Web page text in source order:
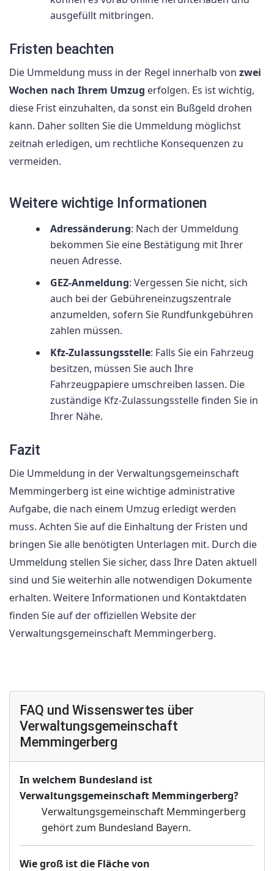
ausgefüllt mitbringen.
Fristen beachten
Die Ummeldung muss in der Regel innerhalb von zwei
Wochen nach Ihrem Umzug erfolgen. Es ist wichtig,
diese Frist einzuhalten, da sonst ein Bußgeld drohen
kann. Daher sollten Sie die Ummeldung möglichst
zeitnah erledigen, um rechtliche Konsequenzen zu
vermeiden.
Weitere wichtige Informationen
Adressänderung: Nach der Ummeldung
bekommen Sie eine Bestätigung mit Ihrer
neuen Adresse.
GEZ-Anmeldung: Vergessen Sie nicht, sich
auch bei der Gebühreneinzugszentrale
anzumelden, sofern Sie Rundfunkgebühren
zahlen müssen.
Kfz-Zulassungsstelle: Falls Sie ein Fahrzeug
besitzen, müssen Sie auch Ihre
Fahrzeugpapiere umschreiben lassen. Die
zuständige Kfz-Zulassungsstelle finden Sie in
Ihrer Nähe.
Fazit
Die Ummeldung in der Verwaltungsgemeinschaft
Memmingerberg ist eine wichtige administrative
Aufgabe, die nach einem Umzug erledigt werden
muss. Achten Sie auf die Einhaltung der Fristen und
bringen Sie alle benötigten Unterlagen mit. Durch die
Ummeldung stellen Sie sicher, dass Ihre Daten aktuell
sind und Sie weiterhin alle notwendigen Dokumente
erhalten. Weitere Informationen und Kontaktdaten
finden Sie auf der offiziellen Website der
Verwaltungsgemeinschaft Memmingerberg.
FAQ und Wissenswertes über
Verwaltungsgemeinschaft
Memmingerberg
In welchem Bundesland ist
Verwaltungsgemeinschaft Memmingerberg?
Verwaltungsgemeinschaft Memmingerberg
gehört zum Bundesland Bayern.
Wie groß ist die Fläche von